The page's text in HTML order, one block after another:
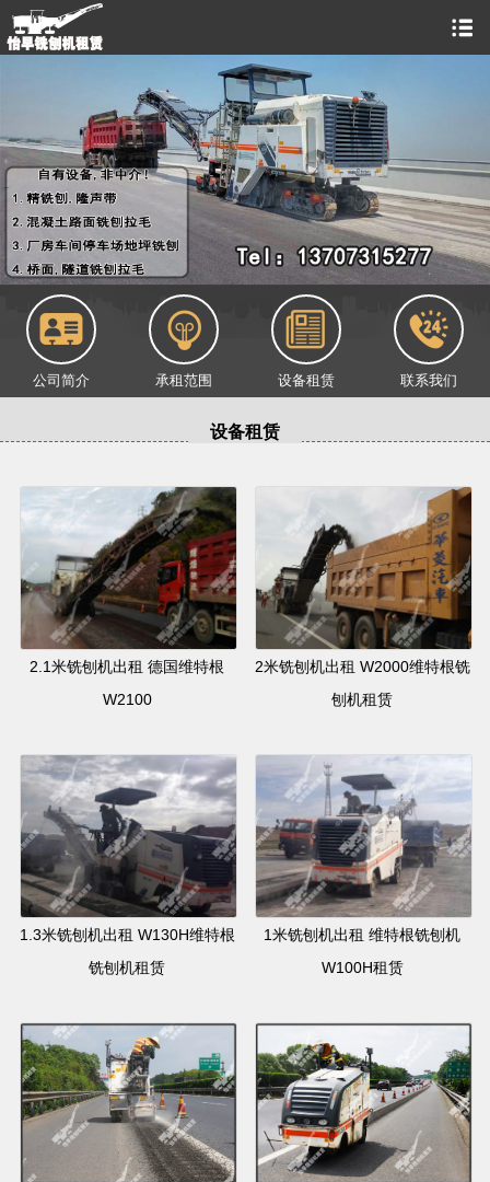
公司简介 承租范围 设备租赁 联系我们
设备租赁
2.1米铣刨机出租 德国维特根
W2100
2米铣刨机出租 W2000维特根铣
刨机租赁
1.3米铣刨机出租 W130H维特根
铣刨机租赁
1米铣刨机出租 维特根铣刨机
W100H租赁